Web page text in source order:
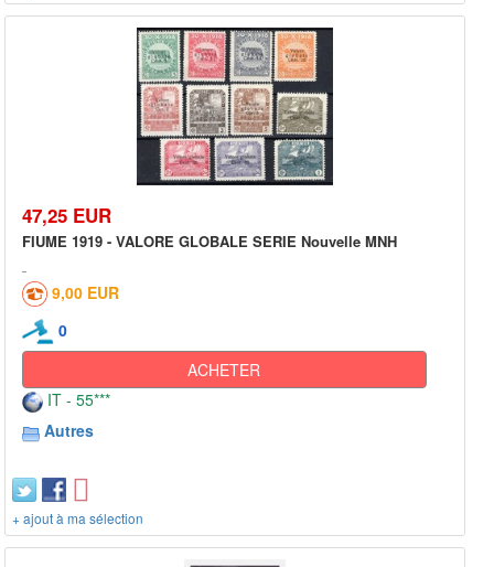
47,25 EUR
FIUME 1919 - VALORE GLOBALE SERIE Nouvelle MNH
9,00 EUR
0
ACHETER
IT - 55***
Autres
+ ajout à ma sélection